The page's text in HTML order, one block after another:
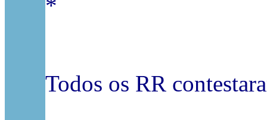
*
Todos os RR